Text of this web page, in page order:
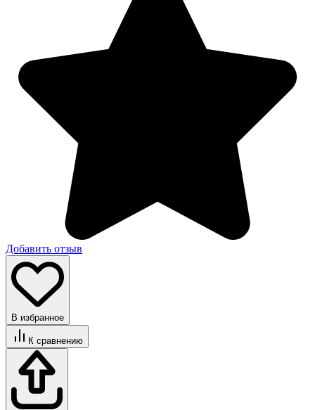
Добавить отзыв
В избранное
К сравнению